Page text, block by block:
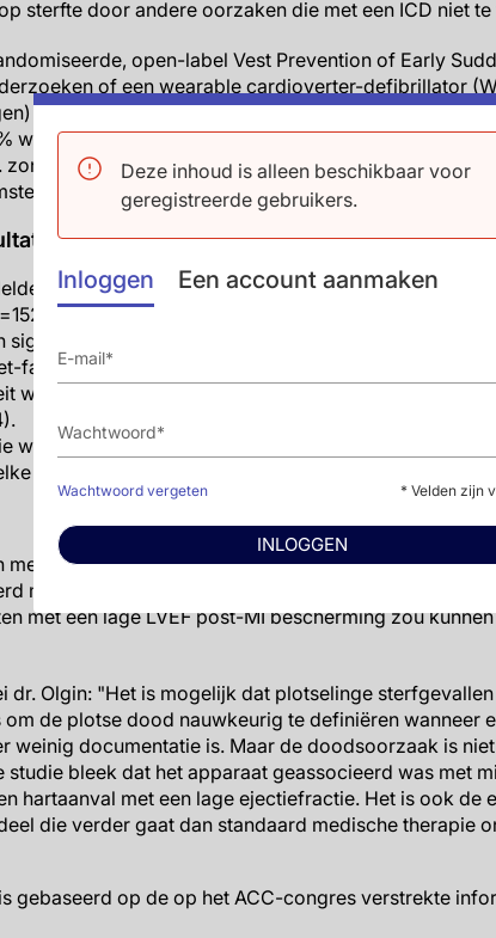
Deze inhoud is alleen beschikbaar voor
geregistreerde gebruikers.
Inloggen Een account aanmaken
Wachtwoord vergeten * Velden zijn
INLOGGEN
sterfte door andere oorzaken die met een ICD niet
open-label Vest Prevention of Early
of een wearable cardioverter-defibrillator
bij patiënten met verminderde LVEF, om evaluatie
werden geïncludeerd en gerandomiseerd in een 2:1-
WCD bij ontslag uit het ziekenhuis. Het
waren totale mortaliteit, oorzaak-specifieke
follow-up van 84.3 ± 15.6 dagen, werd er geen
en de controlegroep (n=778) (1.6% vs 2.4%,
significante verschillen gevonden tussen oorzaak-
fatale uitkomsten tussen de 2 groepen.
was significant lager in de WCD-groep (3.1%) in
werden waargenomen in de WCD-groep waren:
locatie, jeuk op de romp.
een LVEF <35% verminderde een WCD plotse
met een lagere totale mortaliteit na 3 maanden.
met een lage LVEF post-MI bescherming zou
dr. Olgin: "Het is mogelijk dat plotselinge
de plotse dood nauwkeurig te definiëren wanneer
weinig documentatie is. Maar de doodsoorzaak is
bleek dat het apparaat geassocieerd was met
hartaanval met een lage ejectiefractie. Het is ook de
die verder gaat dan standaard medische therapie
gebaseerd op de op het ACC-congres verstrekte